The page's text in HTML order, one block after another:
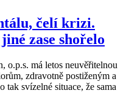
čelí krizi.
zase shořelo
o.p.s. má letos neuvěřitelnou
zdravotně postiženým a
tak svízelné situace, že sama